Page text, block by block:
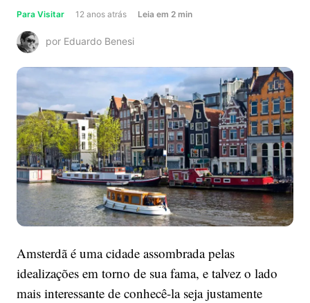
Para Visitar 12 anos atrás Leia about
a
Amsterdã
em 2 min
por Eduardo Benesi
Amsterdã é uma cidade assombrada pelas
idealizações em torno de sua fama, e talvez o lado
mais interessante de conhecê-la seja justamente